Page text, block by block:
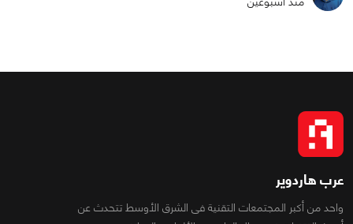
عرب هاردوير
واحد من أكبر المجتمعات التقنية فى الشرق الأوسط تتحدث عن